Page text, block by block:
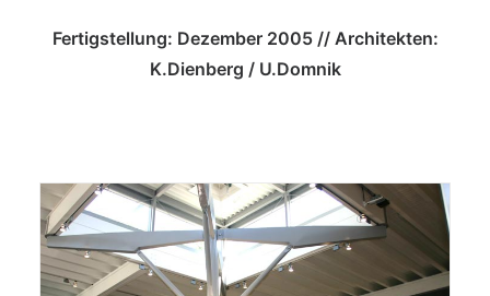
Fertigstellung: Dezember 2005 // Architekten:
K.Dienberg / U.Domnik